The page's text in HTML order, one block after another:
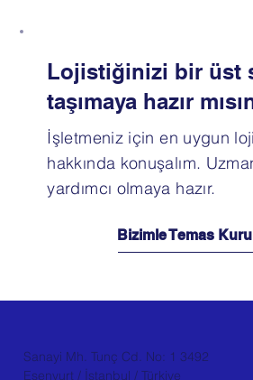
Lojistiğinizi bir üst
taşımaya hazır
İşletmeniz için en uygun
hakkında konuşalım.
yardımcı olmaya hazır.
Bizimle Temas
Sanayi Mh. Tunç Cd. No: 1 3492
Esenyurt / İstanbul / Türkiye